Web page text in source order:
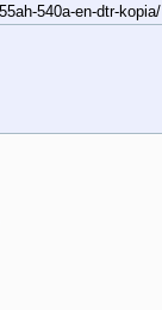
540a-en-dtr-kopia/